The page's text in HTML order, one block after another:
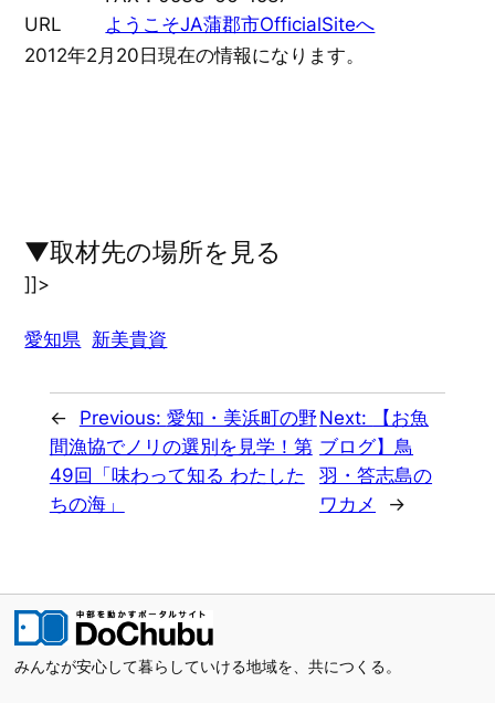
URL
ようこそJA蒲郡市OfficialSiteへ
2012年2月20日現在の情報になります。
▼取材先の場所を見る
]]>
愛知県 新美貴資
← Previous: 愛知・美浜町の野
間漁協でノリの選別を見学！第
49回「味わって知る わたした
ちの海」
Next:
【お魚
ブログ】鳥
羽・答志島の
ワカメ
→
みんなが安心して暮らしていける地域を、共につくる。